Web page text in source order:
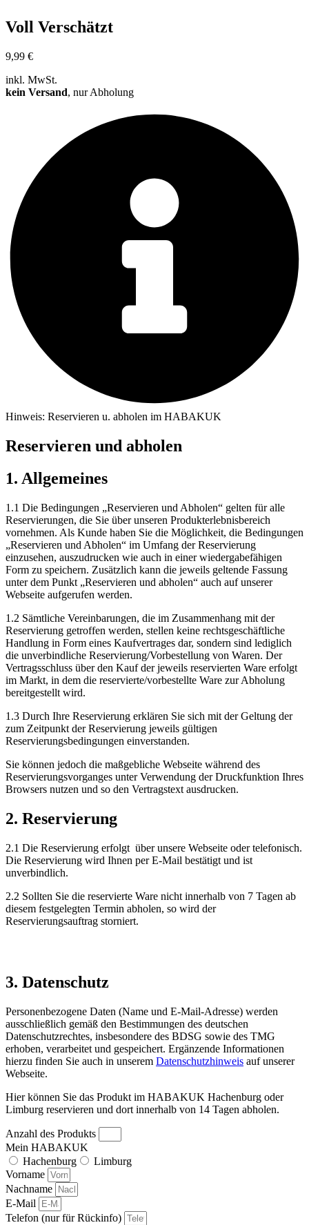
Voll Verschätzt
9,99 €
inkl. MwSt.
kein Versand, nur Abholung
Hinweis: Reservieren u. abholen im HABAKUK
Reservieren und abholen
1. Allgemeines
1.1 Die Bedingungen „Reservieren und Abholen“ gelten für alle
Reservierungen, die Sie über unseren Produkterlebnisbereich
vornehmen. Als Kunde haben Sie die Möglichkeit, die Bedingungen
„Reservieren und Abholen“ im Umfang der Reservierung
einzusehen, auszudrucken wie auch in einer wiedergabefähigen
Form zu speichern. Zusätzlich kann die jeweils geltende Fassung
unter dem Punkt „Reservieren und abholen“ auch auf unserer
Webseite aufgerufen werden.
1.2 Sämtliche Vereinbarungen, die im Zusammenhang mit der
Reservierung getroffen werden, stellen keine rechtsgeschäftliche
Handlung in Form eines Kaufvertrages dar, sondern sind lediglich
die unverbindliche Reservierung/Vorbestellung von Waren. Der
Vertragsschluss über den Kauf der jeweils reservierten Ware erfolgt
im Markt, in dem die reservierte/vorbestellte Ware zur Abholung
bereitgestellt wird.
1.3 Durch Ihre Reservierung erklären Sie sich mit der Geltung der
zum Zeitpunkt der Reservierung jeweils gültigen
Reservierungsbedingungen einverstanden.
Sie können jedoch die maßgebliche Webseite während des
Reservierungsvorganges unter Verwendung der Druckfunktion Ihres
Browsers nutzen und so den Vertragstext ausdrucken.
2. Reservierung
2.1 Die Reservierung erfolgt über unsere Webseite oder telefonisch.
Die Reservierung wird Ihnen per E-Mail bestätigt und ist
unverbindlich.
2.2 Sollten Sie die reservierte Ware nicht innerhalb von 7 Tagen ab
diesem festgelegten Termin abholen, so wird der
Reservierungsauftrag storniert.
3. Datenschutz
Personenbezogene Daten (Name und E-Mail-Adresse) werden
ausschließlich gemäß den Bestimmungen des deutschen
Datenschutzrechtes, insbesondere des BDSG sowie des TMG
erhoben, verarbeitet und gespeichert. Ergänzende Informationen
hierzu finden Sie auch in unserem Datenschutzhinweis auf unserer
Webseite.
Hier können Sie das Produkt im HABAKUK Hachenburg oder
Limburg reservieren und dort innerhalb von 14 Tagen abholen.
Anzahl des Produkts
Mein HABAKUK
Hachenburg
Limburg
Vorname
Nachname
E-Mail
Telefon (nur für Rückinfo)